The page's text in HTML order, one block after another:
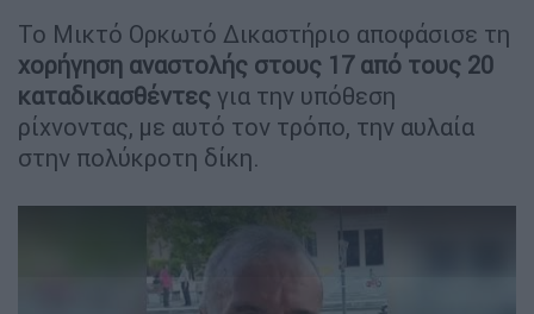
Το Μικτό Ορκωτό Δικαστήριο αποφάσισε τη
χορήγηση αναστολής στους 17 από τους 20
καταδικασθέντες για την υπόθεση
ρίχνοντας, με αυτό τον τρόπο, την αυλαία
στην πολύκροτη δίκη.